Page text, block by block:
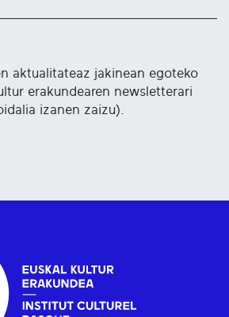
aktualitateaz jakinean egoteko
erakundearen newsletterari
izanen zaizu).